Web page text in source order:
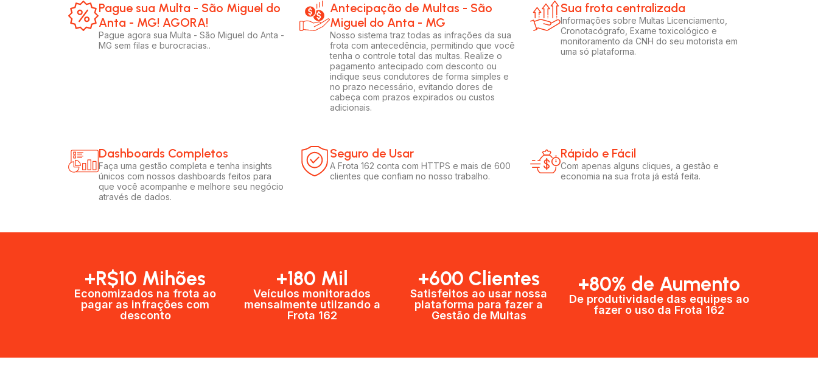
Pague sua Multa - São Miguel do
Anta - MG! AGORA!​
Pague agora sua Multa - São Miguel do Anta -
MG sem filas e burocracias..
Antecipação de Multas - São
Miguel do Anta - MG
Nosso sistema traz todas as infrações da sua
frota com antecedência, permitindo que você
tenha o controle total das multas. Realize o
pagamento antecipado com desconto ou
indique seus condutores de forma simples e
no prazo necessário, evitando dores de
cabeça com prazos expirados ou custos
adicionais.
Sua frota centralizada​
Informações sobre Multas Licenciamento,
Cronotacógrafo, Exame toxicológico e
monitoramento da CNH do seu motorista em
uma só plataforma.
Dashboards Completos​​
Faça uma gestão completa e tenha insights
únicos com nossos dashboards feitos para
que você acompanhe e melhore seu negócio
através de dados.
Seguro de Usar​
A Frota 162 conta com HTTPS e mais de 600
clientes que confiam no nosso trabalho.
Rápido e Fácil​
Com apenas alguns cliques, a gestão e
economia na sua frota já está feita.
+R$10 Mihões
Economizados na frota ao
pagar as infrações com
desconto
+180 Mil
Veículos monitorados
mensalmente utilzando a
Frota 162
+600 Clientes​
Satisfeitos ao usar nossa
plataforma para fazer a
Gestão de Multas​
+80% de Aumento
De produtividade das equipes ao
fazer o uso da Frota 162​